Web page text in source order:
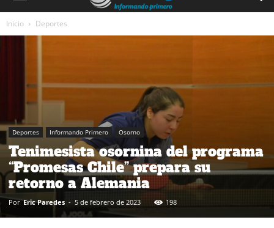
Inicio Deportes
Deportes Informando Primero Osorno
Tenimesista osornina del programa
“Promesas Chile” prepara su
retorno a Alemania
Por Eric Paredes - 5 de febrero de 2023 198